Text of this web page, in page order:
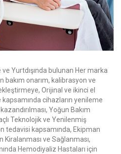
ve Yurtdışında bulunan Her marka
bakım onarım, kalibrasyon ve
Orijinal ve ikinci el
kapsamında cihazların yenileme
Yoğun Bakım
Teknolojik ve Yenilenmiş
tedavisi kapsamında, Ekipman
ve Sağlanması,
Hemodiyaliz Hastaları için